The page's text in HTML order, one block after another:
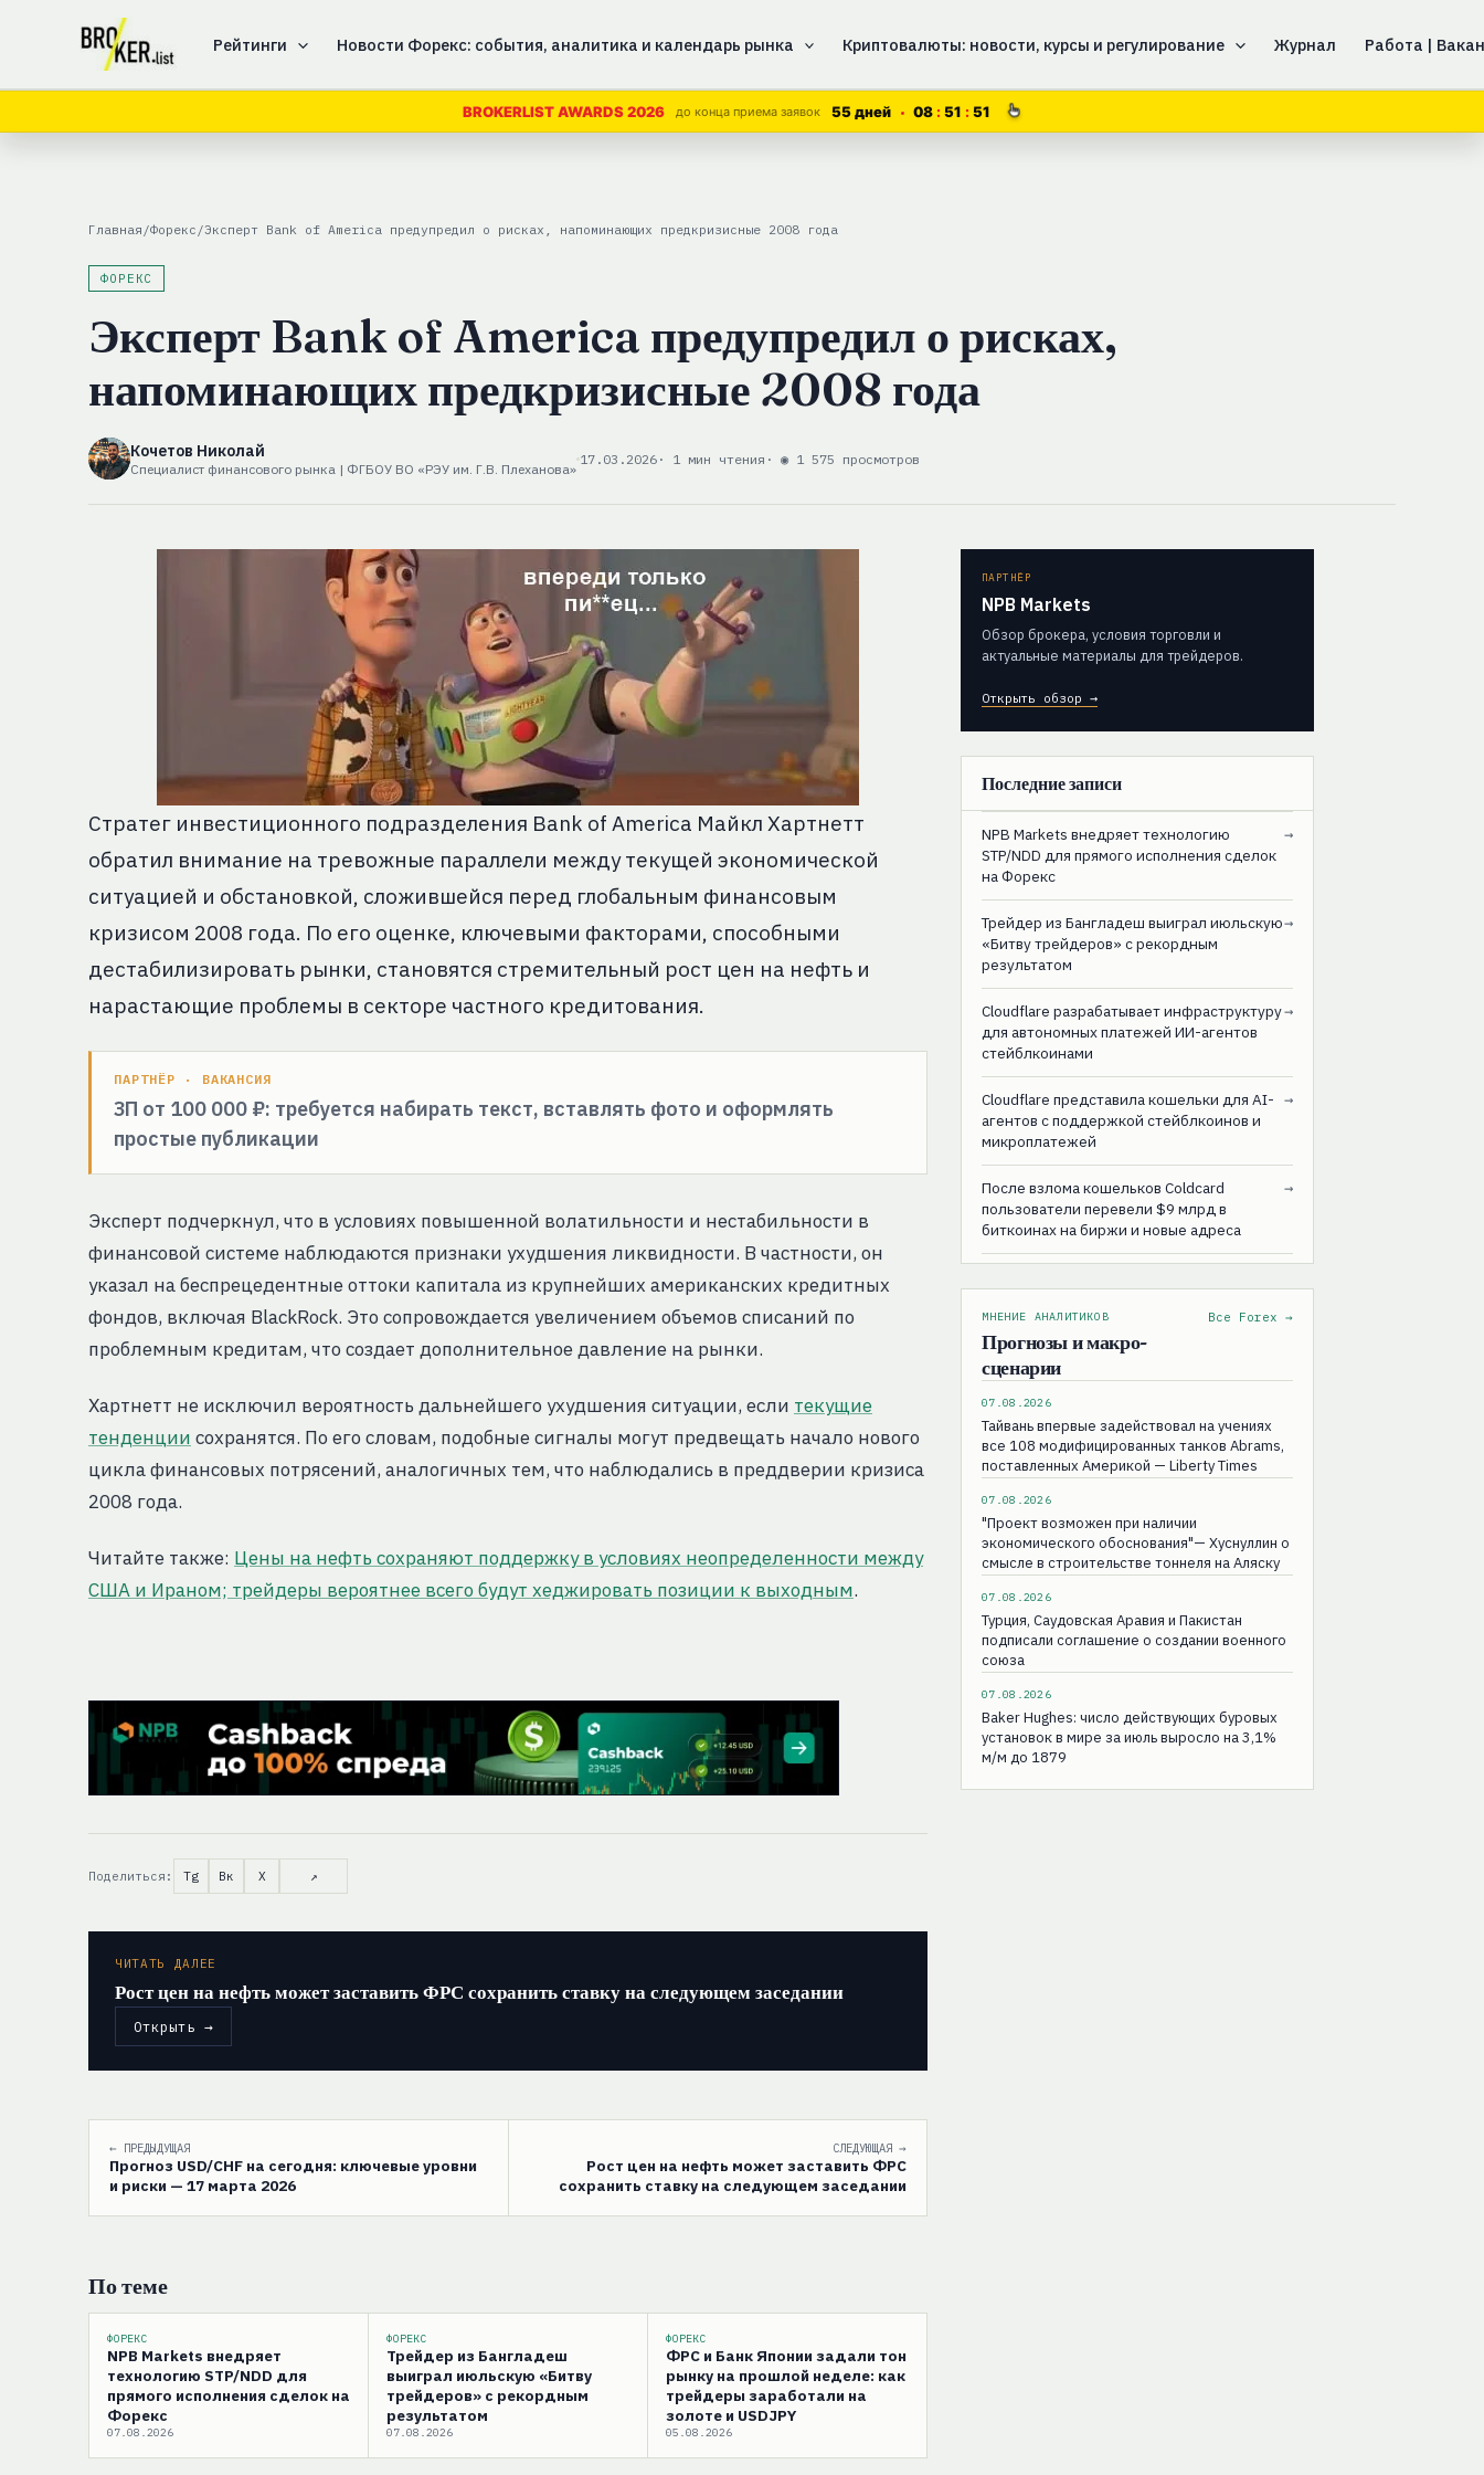
содержимому
Рейтинги Новости Форекс: события, аналитика и календарь рынка Криптовалюты: новости, курсы и регулирование Журнал Работа |
BROKERLIST AWARDS 2026 до конца приема заявок 55 дней 08 51 51
Главная /Форекс /Эксперт Bank of America предупредил о рисках, напоминающих предкризисные 2008 года
ФОРЕКС
Эксперт Bank of America предупредил о рисках,
напоминающих предкризисные 2008 года
Кочетов Николай
Специалист финансового рынка | ФГБОУ ВО «РЭУ им. Г.В. Плеханова»
17.03.2026 · 1 мин чтения · ◉ 1 575 просмотров
Стратег инвестиционного подразделения Bank of America Майкл Хартнетт
обратил внимание на тревожные параллели между текущей экономической
ситуацией и обстановкой, сложившейся перед глобальным финансовым
кризисом 2008 года. По его оценке, ключевыми факторами, способными
дестабилизировать рынки, становятся стремительный рост цен на нефть и
нарастающие проблемы в секторе частного кредитования.
ПАРТНЁР · ВАКАНСИЯ
ЗП от 100 000 ₽: требуется набирать текст, вставлять фото и оформлять
простые публикации
Эксперт подчеркнул, что в условиях повышенной волатильности и нестабильности в
финансовой системе наблюдаются признаки ухудшения ликвидности. В частности, он
указал на беспрецедентные оттоки капитала из крупнейших американских кредитных
фондов, включая BlackRock. Это сопровождается увеличением объемов списаний по
проблемным кредитам, что создает дополнительное давление на рынки.
Хартнетт не исключил вероятность дальнейшего ухудшения ситуации, если текущие
тенденции сохранятся. По его словам, подобные сигналы могут предвещать начало нового
цикла финансовых потрясений, аналогичных тем, что наблюдались в преддверии кризиса
2008 года.
Читайте также: Цены на нефть сохраняют поддержку в условиях неопределенности между
США и Ираном; трейдеры вероятнее всего будут хеджировать позиции к выходным.
Поделиться: Tg Вк X ↗
ЧИТАТЬ ДАЛЕЕ
Рост цен на нефть может заставить ФРС сохранить ставку на следующем заседании
Открыть →
← ПРЕДЫДУЩАЯ
Прогноз USD/CHF на сегодня: ключевые уровни
и риски — 17 марта 2026
СЛЕДУЮЩАЯ →
Рост цен на нефть может заставить ФРС
сохранить ставку на следующем заседании
По теме
ФОРЕКС
NPB Markets внедряет
технологию STP/NDD для
прямого исполнения сделок на
Форекс
07.08.2026
ФОРЕКС
Трейдер из Бангладеш
выиграл июльскую «Битву
трейдеров» с рекордным
результатом
07.08.2026
ФОРЕКС
ФРС и Банк Японии задали тон
рынку на прошлой неделе: как
трейдеры заработали на
золоте и USDJPY
05.08.2026
ПАРТНЁР
NPB Markets
Обзор брокера, условия торговли и
актуальные материалы для трейдеров.
Открыть обзор →
Последние записи
NPB Markets внедряет технологию
STP/NDD для прямого исполнения сделок
на Форекс
→
Трейдер из Бангладеш выиграл июльскую
«Битву трейдеров» с рекордным
результатом
→
Cloudflare разрабатывает инфраструктуру
для автономных платежей ИИ-агентов
стейблкоинами
→
Cloudflare представила кошельки для AI-
агентов с поддержкой стейблкоинов и
микроплатежей
→
После взлома кошельков Coldcard
пользователи перевели $9 млрд в
биткоинах на биржи и новые адреса
→
МНЕНИЕ АНАЛИТИКОВ
Прогнозы и макро-
сценарии
Все Forex →
07.08.2026
Тайвань впервые задействовал на учениях
все 108 модифицированных танков Abrams,
поставленных Америкой — Liberty Times
07.08.2026
"Проект возможен при наличии
экономического обоснования"— Хуснуллин о
смысле в строительстве тоннеля на Аляску
07.08.2026
Турция, Саудовская Аравия и Пакистан
подписали соглашение о создании военного
союза
07.08.2026
Baker Hughes: число действующих буровых
установок в мире за июль выросло на 3,1%
м/м до 1879